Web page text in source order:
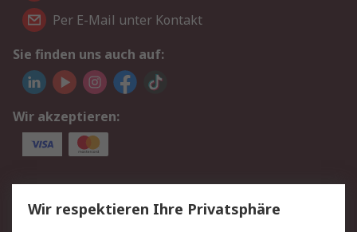
Per E-Mail unter Kontakt
Sie finden uns auch auf:
Wir akzeptieren:
Service
Value Added Services
Lieferlösungen
Wir respektieren Ihre Privatsphäre